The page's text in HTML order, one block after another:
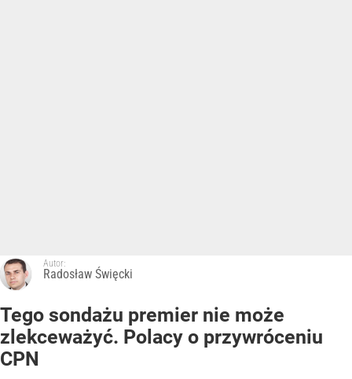
Autor:
Radosław Święcki
Tego sondażu premier nie może
zlekceważyć. Polacy o przywróceniu
CPN